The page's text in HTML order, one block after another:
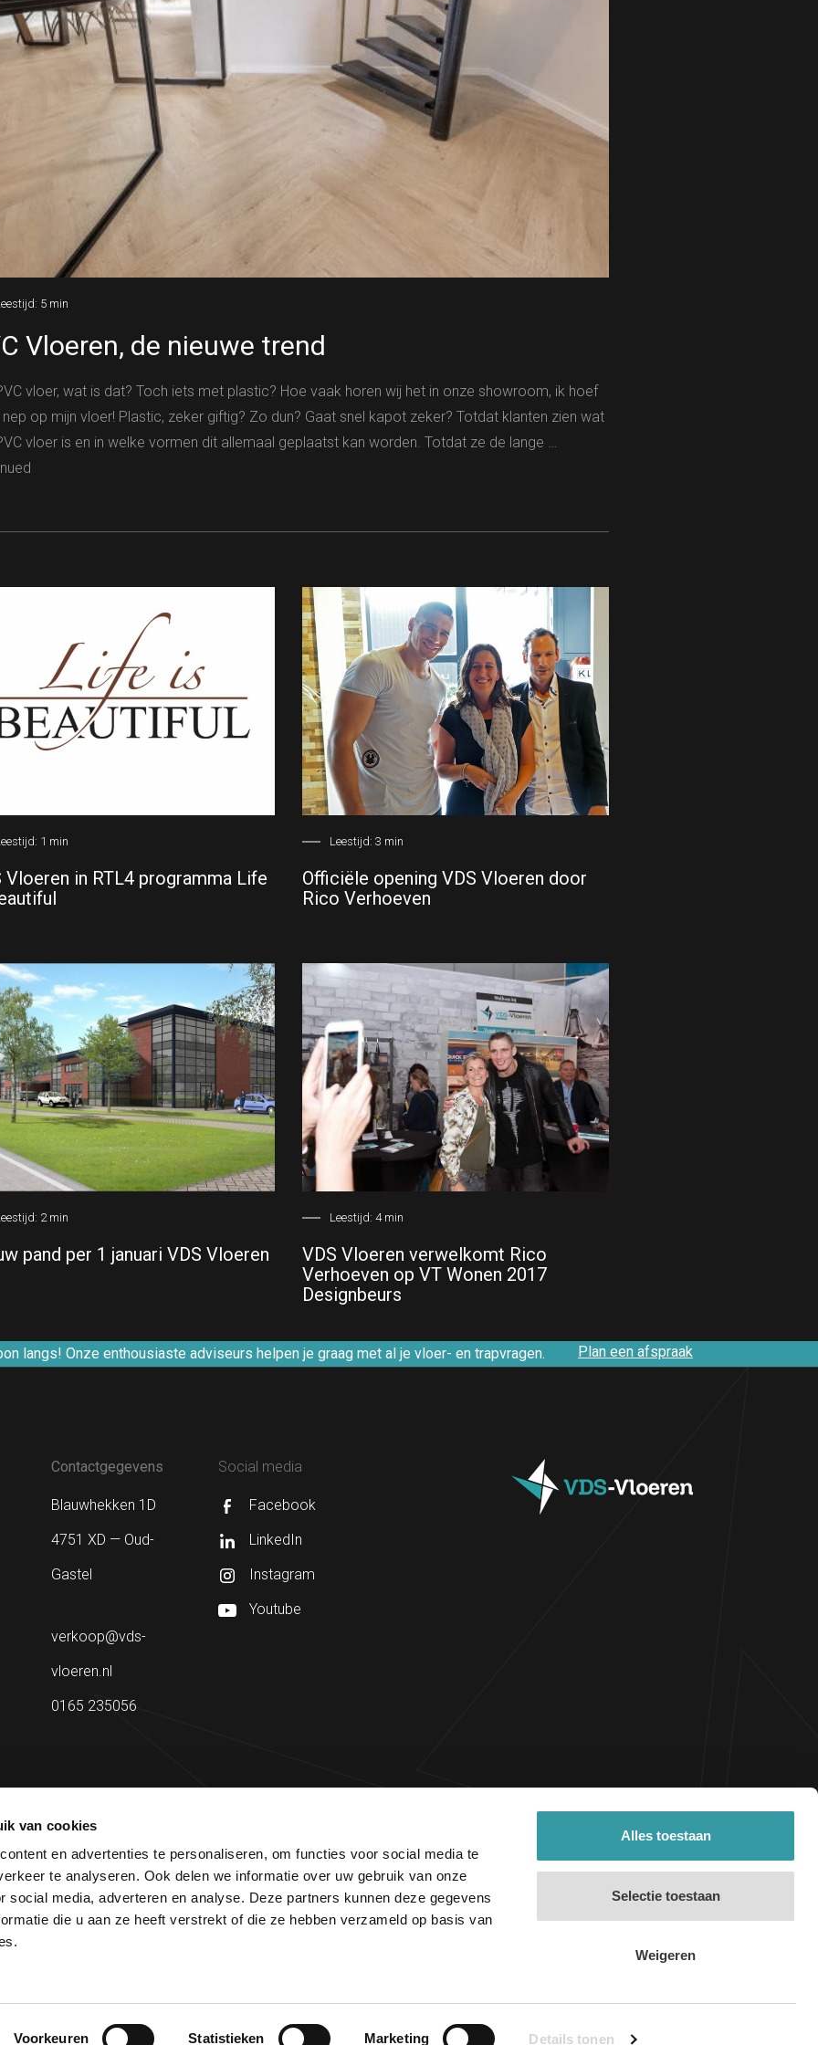
van cookies
en advertenties te personaliseren, om functies voor social media te
te analyseren. Ook delen we informatie over uw gebruik van onze
social media, adverteren en analyse. Deze partners kunnen deze gegevens
die u aan ze heeft verstrekt of die ze hebben verzameld op basis van
Voorkeuren Statistieken Marketing Details tonen
Alles toestaan
Selectie toestaan
Weigeren
5 min
Vloeren, de nieuwe trend
vloer, wat is dat? Toch iets met plastic? Hoe vaak horen wij het in onze showroom, ik hoef
nep op mijn vloer! Plastic, zeker giftig? Zo dun? Gaat snel kapot zeker? Totdat klanten zien wat
vloer is en in welke vormen dit allemaal geplaatst kan worden. Totdat ze de lange …
1 min
Vloeren in RTL4 programma Life
Leestijd: 3 min
Officiële opening VDS Vloeren door
Rico Verhoeven
2min
pand per 1 januari VDS Vloeren
Leestijd: 4min
VDS Vloeren verwelkomt Rico
Verhoeven op VT Wonen 2017
Designbeurs
langs! Onze enthousiaste adviseurs helpen je graag met al je vloer- en trapvragen. Plan een afspraak
Contactgegevens
Blauwhekken 1D
4751 XD — Oud-
Gastel
verkoop@vds-
vloeren.nl
0165 235056
Social media
Facebook
LinkedIn
Instagram
Youtube
Terms and conditions